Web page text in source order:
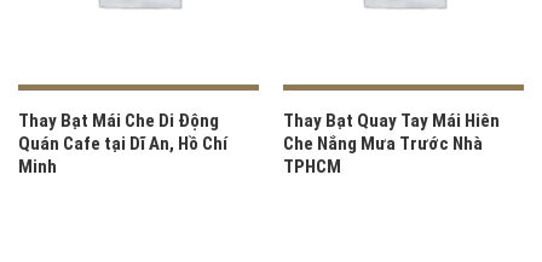
Thay Bạt Mái Che Di Động
Quán Cafe tại Dĩ An, Hồ Chí
Minh
Thay Bạt Quay Tay Mái Hiên
Che Nắng Mưa Trước Nhà
TPHCM